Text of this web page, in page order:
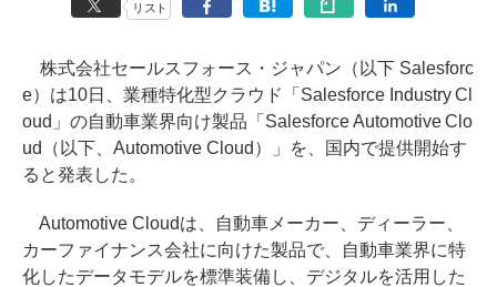
リスト
株式会社セールスフォース・ジャパン（以下 Salesforc
e）は10日、業種特化型クラウド「Salesforce Industry Cl
oud」の自動車業界向け製品「Salesforce Automotive Clo
ud（以下、Automotive Cloud）」を、国内で提供開始す
ると発表した。
Automotive Cloudは、自動車メーカー、ディーラー、
カーファイナンス会社に向けた製品で、自動車業界に特
化したデータモデルを標準装備し、デジタルを活用した